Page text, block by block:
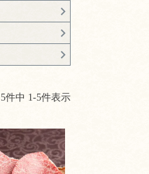
5件中 1-5件表示